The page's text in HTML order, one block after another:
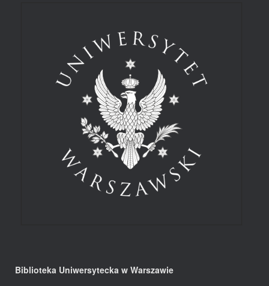
Biblioteka Uniwersytecka w Warszawie